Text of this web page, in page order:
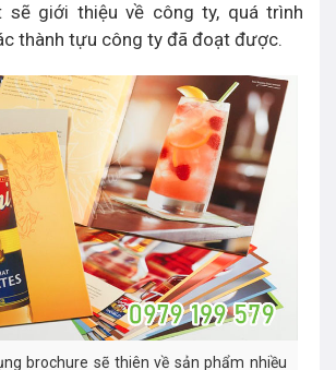
sẽ giới thiệu về công ty, quá trình
thành tựu công ty đã đoạt được.
brochure sẽ thiên về sản phẩm nhiều